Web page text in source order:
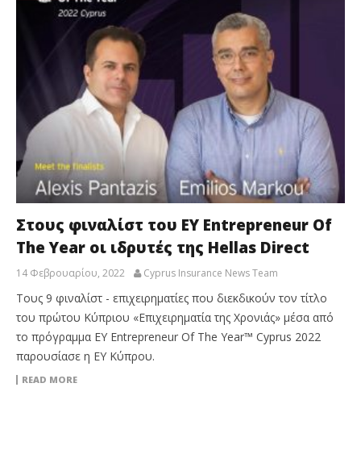
Στους φιναλίστ του EY Entrepreneur Of
The Year οι ιδρυτές της Hellas Direct
14 Φεβρουαρίου, 2022 Cyprus Insurance News Team
Τους 9 φιναλίστ - επιχειρηματίες που διεκδικούν τον τίτλο
του πρώτου Κύπριου «Επιχειρηματία της Χρονιάς» μέσα από
το πρόγραμμα EY Entrepreneur Of The Year™ Cyprus 2022
παρουσίασε η ΕΥ Κύπρου.
READ MORE